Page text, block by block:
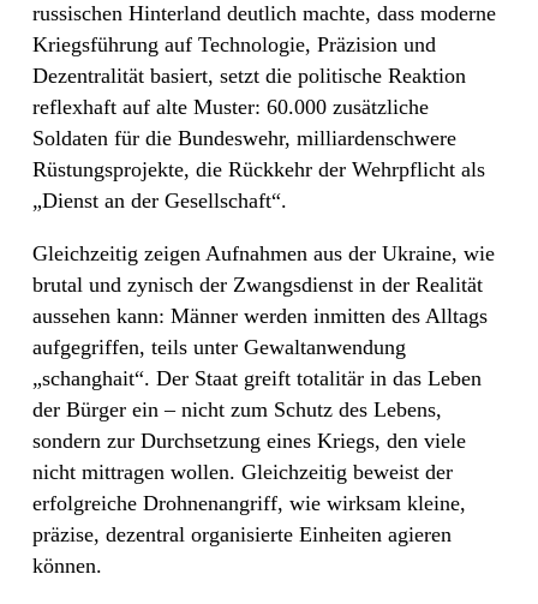
russischen Hinterland deutlich machte, dass moderne
Kriegsführung auf Technologie, Präzision und
Dezentralität basiert, setzt die politische Reaktion
reflexhaft auf alte Muster: 60.000 zusätzliche
Soldaten für die Bundeswehr, milliardenschwere
Rüstungsprojekte, die Rückkehr der Wehrpflicht als
„Dienst an der Gesellschaft“.
Gleichzeitig zeigen Aufnahmen aus der Ukraine, wie
brutal und zynisch der Zwangsdienst in der Realität
aussehen kann: Männer werden inmitten des Alltags
aufgegriffen, teils unter Gewaltanwendung
„schanghait“. Der Staat greift totalitär in das Leben
der Bürger ein – nicht zum Schutz des Lebens,
sondern zur Durchsetzung eines Kriegs, den viele
nicht mittragen wollen. Gleichzeitig beweist der
erfolgreiche Drohnenangriff, wie wirksam kleine,
präzise, dezentral organisierte Einheiten agieren
können.